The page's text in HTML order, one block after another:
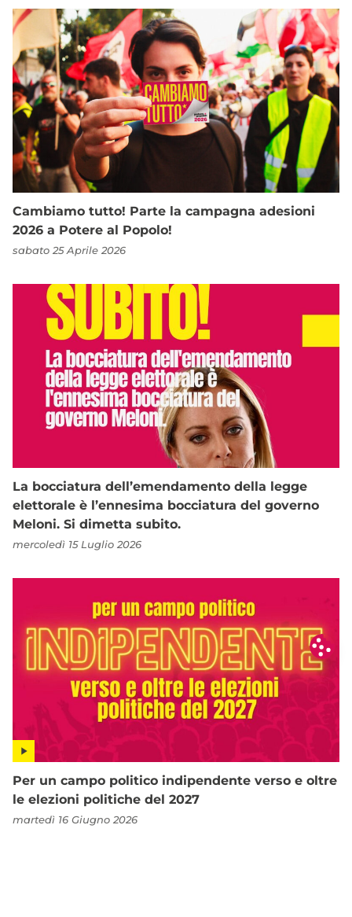
Cambiamo tutto! Parte la campagna adesioni
2026 a Potere al Popolo!
sabato 25 Aprile 2026
La bocciatura dell’emendamento della legge
elettorale è l’ennesima bocciatura del governo
Meloni. Si dimetta subito.
mercoledì 15 Luglio 2026
Per un campo politico indipendente verso e oltre
le elezioni politiche del 2027
martedì 16 Giugno 2026